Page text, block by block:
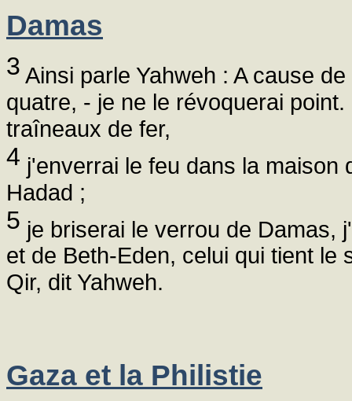
Damas
3 Ainsi parle Yahweh : A cause
quatre, - je ne le révoquerai
traîneaux de fer,
4 j'enverrai le feu dans la maison
Hadad ;
5 je briserai le verrou de Damas,
et de Beth-Eden, celui qui tient le
Qir, dit Yahweh.
Gaza et la Philistie